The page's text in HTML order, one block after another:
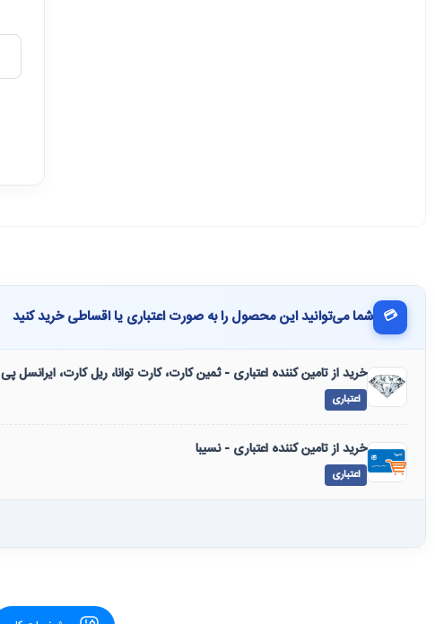
💳 شما می‌توانید این محصول را به صورت اعتباری یا اقساطی خرید کنید
خرید از تامین کننده اعتباری - ثمین کارت، کارت توانا، ریل کارت، ایرانسل پی
اعتباری
خرید از تامین کننده اعتباری - نسیبا
اعتباری